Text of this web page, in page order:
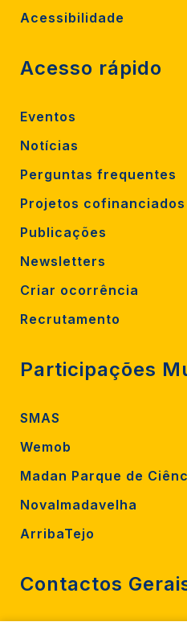
Acessibilidade
Acesso rápido
Eventos
Notícias
Perguntas frequentes
Projetos cofinanciados
Publicações
Newsletters
Criar ocorrência
Recrutamento
Participações
SMAS
Wemob
Madan Parque de
Novalmadavelha
ArribaTejo
Contactos